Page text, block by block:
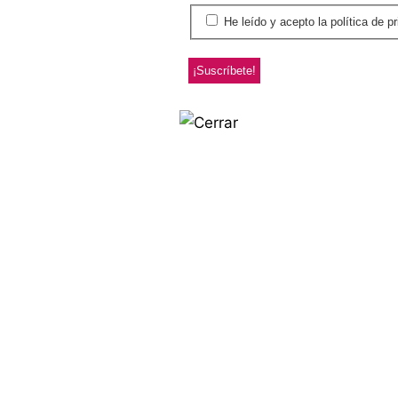
He leído y acepto la